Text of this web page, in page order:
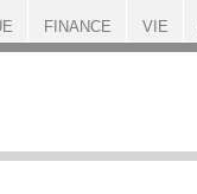
FINANCE VIE